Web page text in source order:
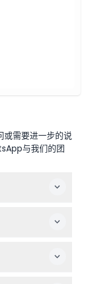
或需要进一步的说
与我们的团
间（可能会有
喂鱼的贝拉斯